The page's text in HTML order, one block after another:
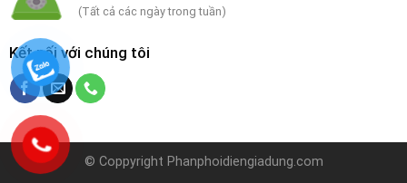
(Tất cả các ngày trong tuần)
Kết nối với chúng tôi
© Coppyright Phanphoidiengiadung.com